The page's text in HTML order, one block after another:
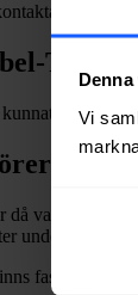
Vi
en
TV i
hitta
i
då vanliga i
under de
fast bredband